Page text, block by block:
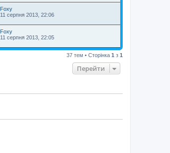
Foxy
11 серпня 2013, 22:06
Foxy
11 серпня 2013, 22:05
37 тем • Сторінка 1 з 1
Перейти